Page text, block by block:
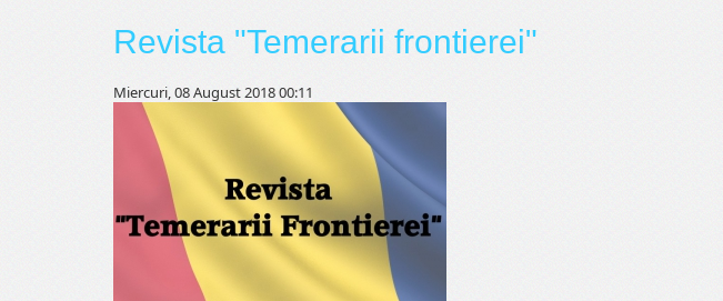
Revista "Temerarii frontierei"
Miercuri, 08 August 2018 00:11